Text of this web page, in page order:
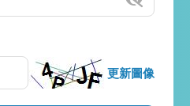
更新圖像